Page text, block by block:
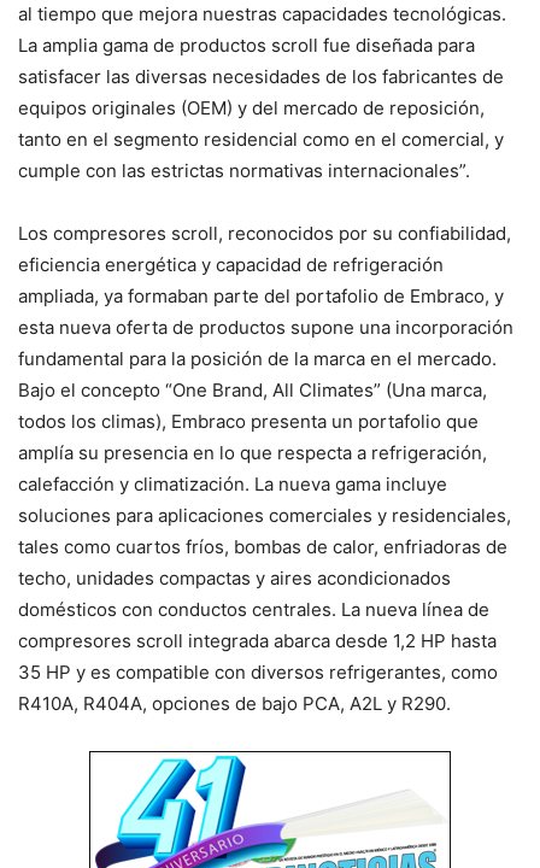
al tiempo que mejora nuestras capacidades tecnológicas.
La amplia gama de productos scroll fue diseñada para
satisfacer las diversas necesidades de los fabricantes de
equipos originales (OEM) y del mercado de reposición,
tanto en el segmento residencial como en el comercial, y
cumple con las estrictas normativas internacionales”.
Los compresores scroll, reconocidos por su confiabilidad,
eficiencia energética y capacidad de refrigeración
ampliada, ya formaban parte del portafolio de Embraco, y
esta nueva oferta de productos supone una incorporación
fundamental para la posición de la marca en el mercado.
Bajo el concepto “One Brand, All Climates” (Una marca,
todos los climas), Embraco presenta un portafolio que
amplía su presencia en lo que respecta a refrigeración,
calefacción y climatización. La nueva gama incluye
soluciones para aplicaciones comerciales y residenciales,
tales como cuartos fríos, bombas de calor, enfriadoras de
techo, unidades compactas y aires acondicionados
domésticos con conductos centrales. La nueva línea de
compresores scroll integrada abarca desde 1,2 HP hasta
35 HP y es compatible con diversos refrigerantes, como
R410A, R404A, opciones de bajo PCA, A2L y R290.